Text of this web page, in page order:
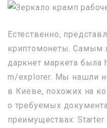
Естественно,
криптомонеты. Самым
даркнет маркета была
m/explorer. Мы нашли
в Киеве, похожих на
о требуемых
преимуществах: Starter